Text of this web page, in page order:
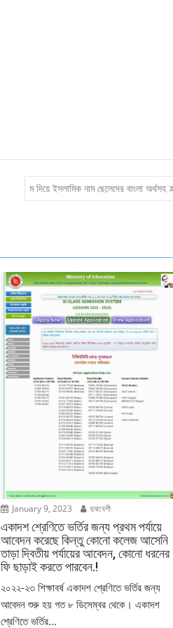
ম দিয়ে ইসলামিক নাম ছেলেদের বাংলা অর্থসহ
January 9, 2023 ছদ্মবেশী
একাদশ শ্রেণিতে ভর্তির জন্য প্রথম পর্যায়ে
আবেদন করেছে কিন্তু কোনো কলেজ আসেনি
তাড়া দ্বিতীয় পর্যায়ের আবেদন, কোনো ধরনের
ফি ছাড়াই করতে পারবেন.!
২০২২-২৩ শিক্ষাবর্ষ একাদশ শ্রেণিতে ভর্তির জন্য
আবেদন শুরু হয় গত ৮ ডিসেম্বর থেকে। একাদশ
শ্রেণিতে ভর্তির...